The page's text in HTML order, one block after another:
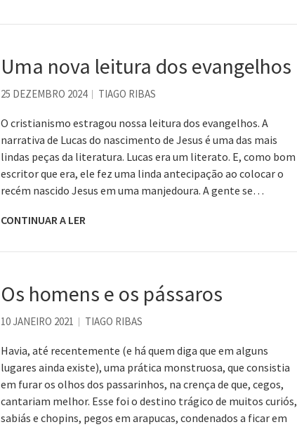
Uma nova leitura dos evangelhos
25 DEZEMBRO 2024 TIAGO RIBAS
O cristianismo estragou nossa leitura dos evangelhos. A
narrativa de Lucas do nascimento de Jesus é uma das mais
lindas peças da literatura. Lucas era um literato. E, como bom
escritor que era, ele fez uma linda antecipação ao colocar o
recém nascido Jesus em uma manjedoura. A gente se…
CONTINUAR A LER
Os homens e os pássaros
10 JANEIRO 2021 TIAGO RIBAS
Havia, até recentemente (e há quem diga que em alguns
lugares ainda existe), uma prática monstruosa, que consistia
em furar os olhos dos passarinhos, na crença de que, cegos,
cantariam melhor. Esse foi o destino trágico de muitos curiós,
sabiás e chopins, pegos em arapucas, condenados a ficar em